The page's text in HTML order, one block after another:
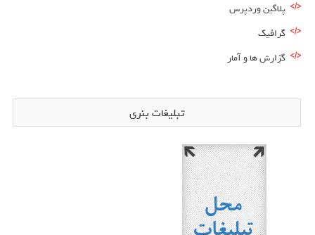
پلاگین وردپرس
گرافیک
گزارش ها و آمار
تبلیغات بنری